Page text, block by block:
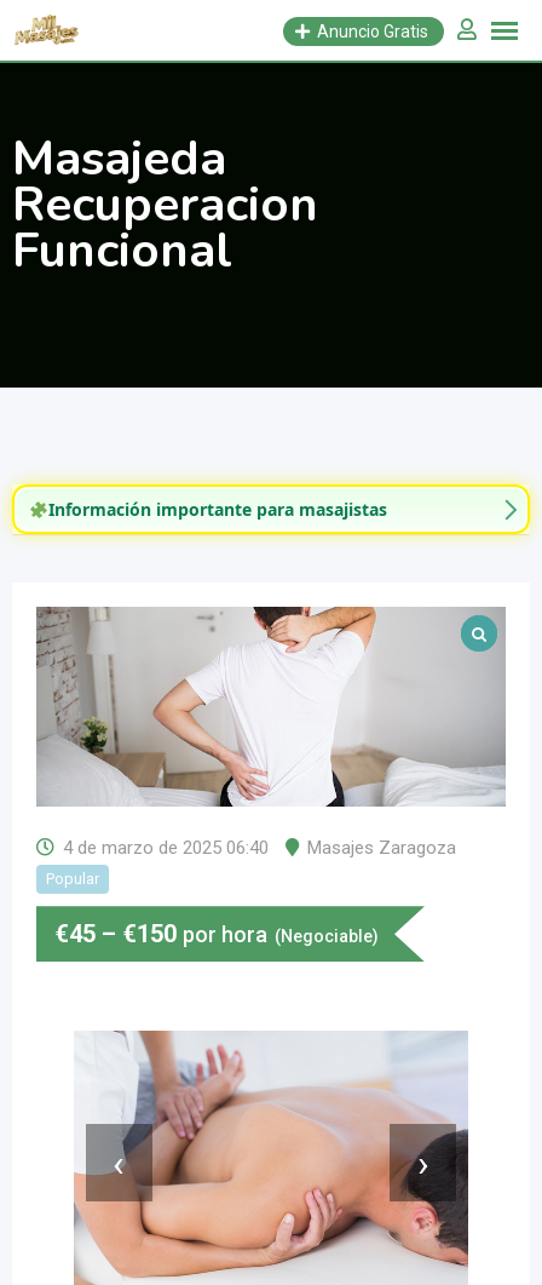
Saltar
Anuncio Gratis
Masajeda
Recuperacion
Funcional
Información importante para masajistas
4 de marzo de 2025 06:40 Masajes Zaragoza
Popular
€45 – €150 por hora (Negociable)
‹ ›